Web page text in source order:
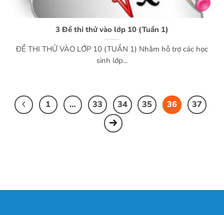
3 Đề thi thử vào lớp 10 (Tuần 1)
ĐỀ THI THỬ VÀO LỚP 10 (TUẦN 1) Nhằm hỗ trợ các học
sinh lớp...
1 … 33 34 35 36 37